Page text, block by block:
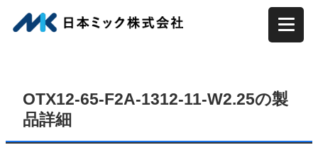
容
OTX12-65-F2A-1312-11-W2.25の製
品詳細